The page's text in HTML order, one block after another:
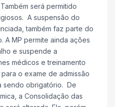
será permitido
A suspensão do
também faz parte do
A MP permite ainda ações
e suspende a
médicos e treinamento
o exame de admissão
sendo obrigatório. De
a Consolidação das